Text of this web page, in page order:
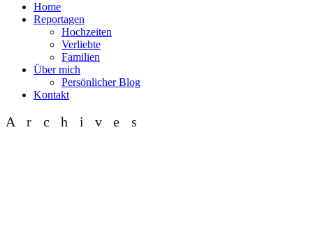
Home
Reportagen
Hochzeiten
Verliebte
Familien
Über mich
Persönlicher Blog
Kontakt
Archives